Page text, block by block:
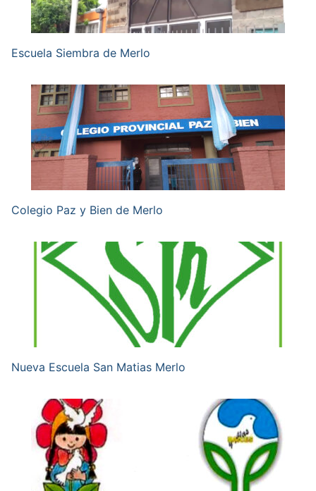
Escuela Siembra de Merlo
Colegio Paz y Bien de Merlo
Nueva Escuela San Matias Merlo